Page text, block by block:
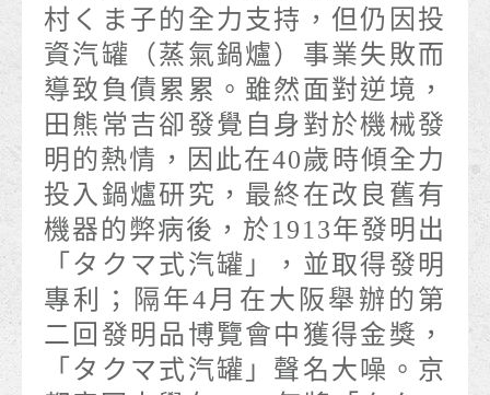
村くま子的全力支持，但仍因投
資汽罐（蒸氣鍋爐）事業失敗而
導致負債累累。雖然面對逆境，
田熊常吉卻發覺自身對於機械發
明的熱情，因此在40歲時傾全力
投入鍋爐研究，最終在改良舊有
機器的弊病後，於1913年發明出
「タクマ式汽罐」，並取得發明
專利；隔年4月在大阪舉辦的第
二回發明品博覽會中獲得金獎，
「タクマ式汽罐」聲名大噪。京